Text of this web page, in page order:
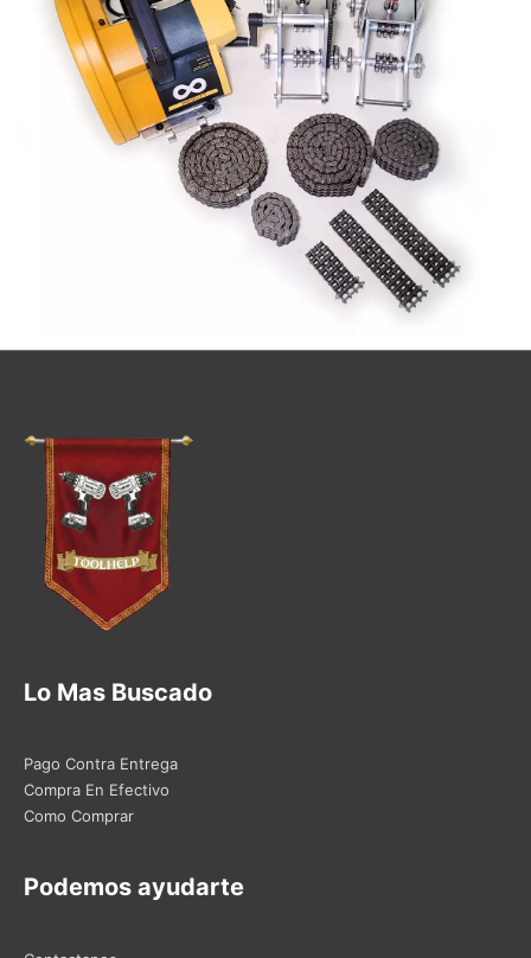
Lo Mas Buscado
Pago Contra Entrega
Compra En Efectivo
Como Comprar
Podemos ayudarte